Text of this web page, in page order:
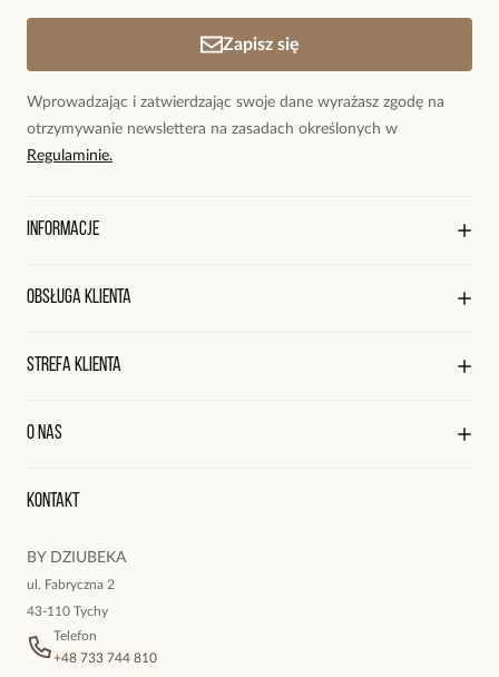
Zapisz się
Wprowadzając i zatwierdzając swoje dane wyrażasz zgodę na
otrzymywanie newslettera na zasadach określonych w
Regulaminie.
Informacje
O marce By Dziubeka
Współpraca
Obsługa klienta
Regulamin sklepu
Reklamacje i zwroty
Strefa klienta
Edycja profilu
O nas
Oryginalne naszyjniki, topowe bransoletki, okazałe kolczyki,
Kontakt
BY DZIUBEKA
ul. Fabryczna 2
43-110 Tychy
Telefon
+48 733 744 810